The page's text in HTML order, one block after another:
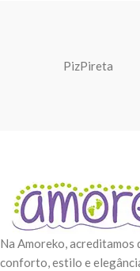
PizPireta
Na Amoreko, acreditamos
conforto, estilo e